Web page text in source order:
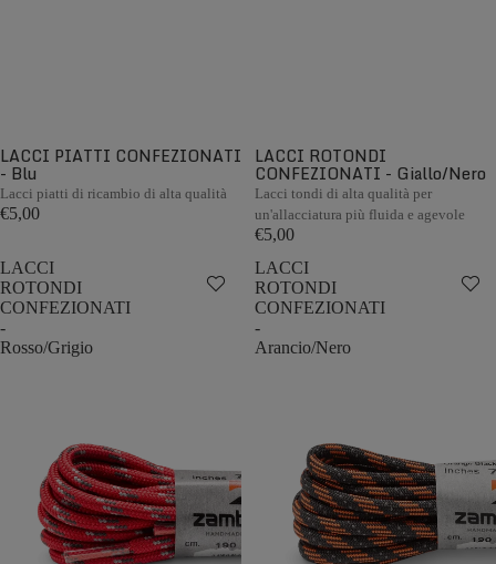
LACCI PIATTI CONFEZIONATI
- Blu
Lacci piatti di ricambio di alta qualità
€5,00
LACCI ROTONDI
CONFEZIONATI - Giallo/Nero
Lacci tondi di alta qualità per
un'allacciatura più fluida e agevole
€5,00
LACCI
ROTONDI
CONFEZIONATI
-
Rosso/Grigio
LACCI
ROTONDI
CONFEZIONATI
-
Arancio/Nero